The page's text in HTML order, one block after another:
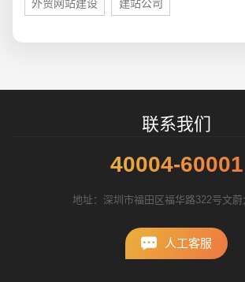
外贸网站建设 建站公司
联系我们
40004-60001
地址：深圳市福田区福华路322号文蔚
人工客服